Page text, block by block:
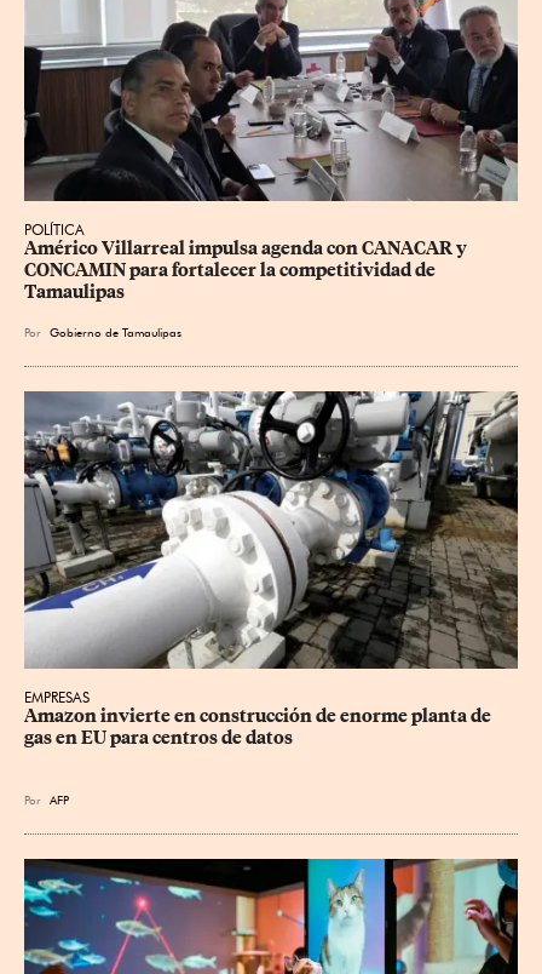
POLÍTICA
Américo Villarreal impulsa agenda con CANACAR y
CONCAMIN para fortalecer la competitividad de
Tamaulipas
Por Gobierno de Tamaulipas
EMPRESAS
Amazon invierte en construcción de enorme planta de
gas en EU para centros de datos
Por AFP